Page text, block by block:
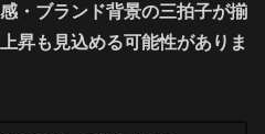
・ブランド背景の三拍子が揃
昇も見込める可能性がありま